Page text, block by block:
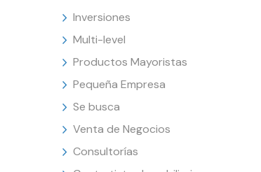
Inversiones
Multi-level
Productos Mayoristas
Pequeña Empresa
Se busca
Venta de Negocios
Consultorías